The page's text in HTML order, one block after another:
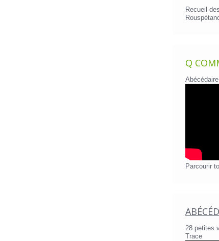
Recueil
Q
Parcourir
28 petites
Trace